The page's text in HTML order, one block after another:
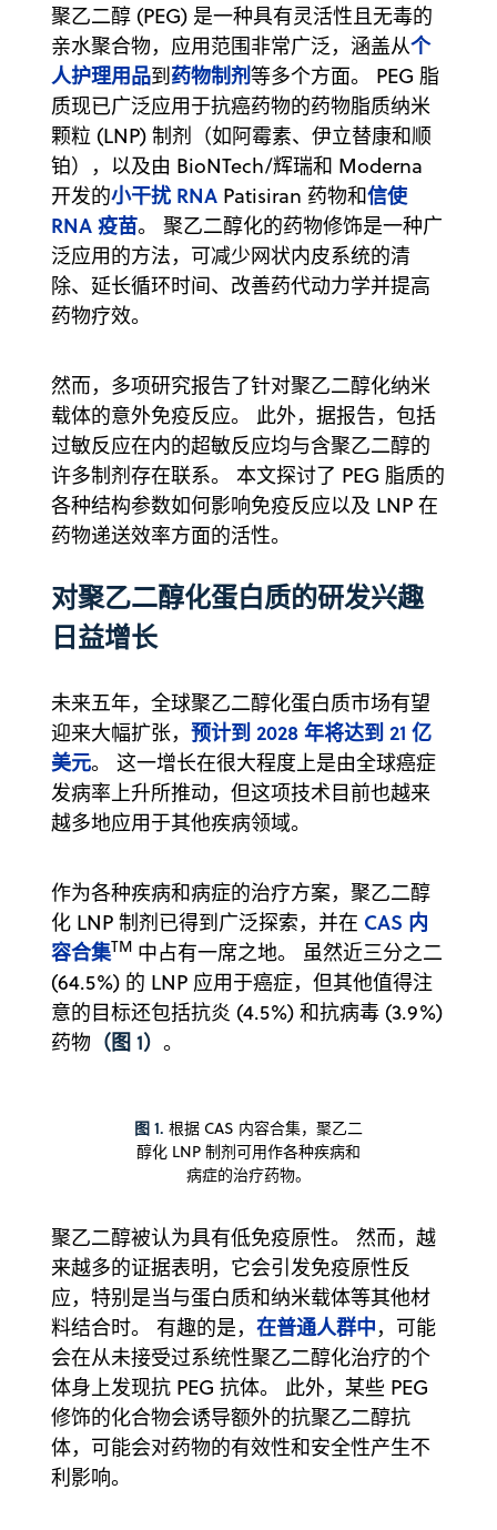
聚乙二醇 (PEG) 是一种具有灵活性且无毒的
亲水聚合物，应用范围非常广泛，涵盖从个
人护理用品到药物制剂等多个方面。 PEG 脂
质现已广泛应用于抗癌药物的药物脂质纳米
颗粒 (LNP) 制剂（如阿霉素、伊立替康和顺
铂），以及由 BioNTech/辉瑞和 Moderna
开发的小干扰 RNA Patisiran 药物和信使
RNA 疫苗。 聚乙二醇化的药物修饰是一种广
泛应用的方法，可减少网状内皮系统的清
除、延长循环时间、改善药代动力学并提高
药物疗效。
然而，多项研究报告了针对聚乙二醇化纳米
载体的意外免疫反应。 此外，据报告，包括
过敏反应在内的超敏反应均与含聚乙二醇的
许多制剂存在联系。 本文探讨了 PEG 脂质的
各种结构参数如何影响免疫反应以及 LNP 在
药物递送效率方面的活性。
对聚乙二醇化蛋白质的研发兴趣
日益增长
未来五年，全球聚乙二醇化蛋白质市场有望
迎来大幅扩张， 预计到 2028 年将达到 21 亿
美元。 这一增长在很大程度上是由全球癌症
发病率上升所推动，但这项技术目前也越来
越多地应用于其他疾病领域。
作为各种疾病和病症的治疗方案，聚乙二醇
化 LNP 制剂已得到广泛探索，并在 CAS 内
容合集TM 中占有一席之地。 虽然近三分之二
(64.5%) 的 LNP 应用于癌症，但其他值得注
意的目标还包括抗炎 (4.5%) 和抗病毒 (3.9%)
药物 （图 1） 。
图 1. 根据 CAS 内容合集，聚乙二
醇化 LNP 制剂可用作各种疾病和
病症的治疗药物。
聚乙二醇被认为具有低免疫原性。 然而，越
来越多的证据表明，它会引发免疫原性反
应，特别是当与蛋白质和纳米载体等其他材
料结合时。 有趣的是， 在普通人群中，可能
会在从未接受过系统性聚乙二醇化治疗的个
体身上发现抗 PEG 抗体。 此外，某些 PEG
修饰的化合物会诱导额外的抗聚乙二醇抗
体，可能会对药物的有效性和安全性产生不
利影响。